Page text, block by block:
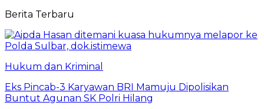
Berita Terbaru
Hukum dan Kriminal
Eks Pincab-3 Karyawan BRI Mamuju Dipolisikan
Buntut Agunan SK Polri Hilang